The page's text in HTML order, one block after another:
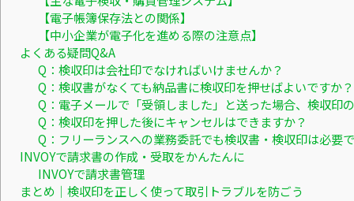
【電子帳簿保存法との関係】
【中小企業が電子化を進める際の注意点】
よくある疑問Q&A
Q：検収印は会社印でなければいけませんか？
Q：検収書がなくても納品書に検収印を押せばよいですか？
Q：電子メールで「受領しました」と送った場合、検収印
Q：検収印を押した後にキャンセルはできますか？
Q：フリーランスへの業務委託でも検収書・検収印は必要
INVOYで請求書の作成・受取をかんたんに
INVOYで請求書管理
まとめ｜検収印を正しく使って取引トラブルを防ごう